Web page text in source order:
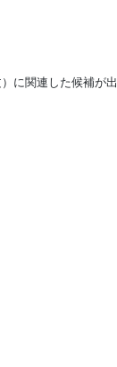
に関連した候補が出